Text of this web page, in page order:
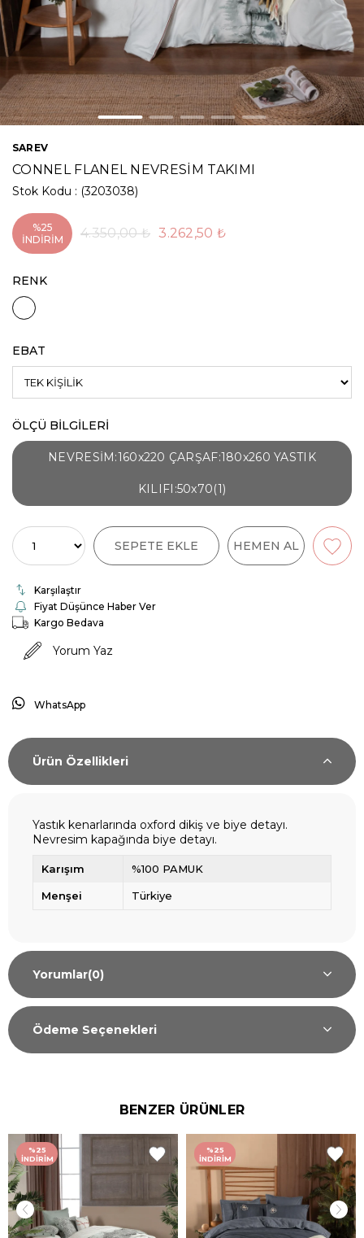
SAREV
CONNEL FLANEL NEVRESİM TAKIMI
Stok Kodu (3203038)
%25
İNDIRIM
4.350,00 ₺ 3.262,50 ₺
RENK
EBAT
ÖLÇÜ BİLGİLERİ
NEVRESİM:160x220 ÇARŞAF:180x260 YASTIK
KILIFI:50x70(1)
Karşılaştır
Fiyat Düşünce Haber Ver
Kargo Bedava
Yorum Yaz
WhatsApp
Ürün Özellikleri
Yastık kenarlarında oxford dikiş ve biye detayı.
Nevresim kapağında biye detayı.
Karışım %100 PAMUK
Menşei Türkiye
Yorumlar(0)
Ödeme Seçenekleri
BENZER ÜRÜNLER
%25
İNDIRIM
%25
İNDIRIM